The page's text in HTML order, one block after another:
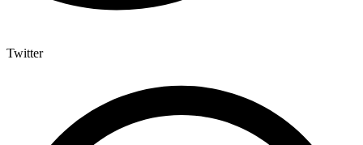
Twitter